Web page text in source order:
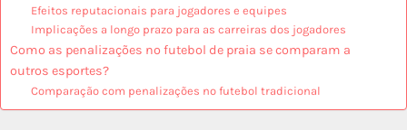
Efeitos reputacionais para jogadores e equipes
Implicações a longo prazo para as carreiras dos jogadores
Como as penalizações no futebol de praia se comparam a
outros esportes?
Comparação com penalizações no futebol tradicional